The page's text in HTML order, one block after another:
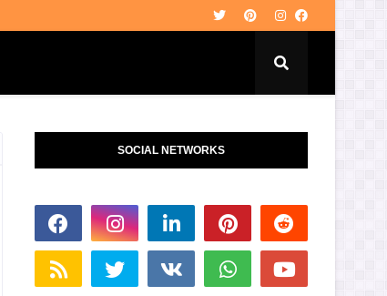
SOCIAL NETWORKS